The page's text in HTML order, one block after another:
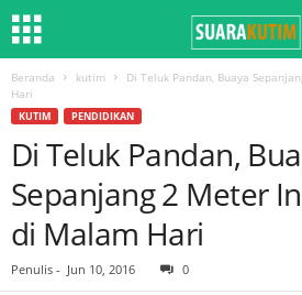
Beranda kutim
Di Teluk Pandan, Buaya
Hari
KUTIM PENDIDIKAN
Di Teluk Pandan,
Sepanjang 2 Meter
di Malam Hari
Penulis - Jun 10, 2016 0